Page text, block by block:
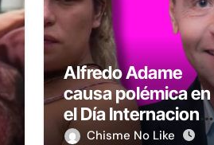
Alfredo Adame
causa polémica en
el Día Internacional
del Hombre por
Chisme No Like